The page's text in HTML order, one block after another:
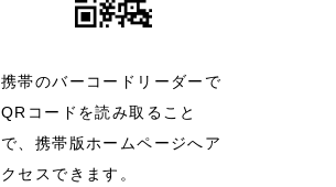
携帯のバーコードリーダーで
QRコードを読み取ること
で、携帯版ホームページへア
クセスできます。